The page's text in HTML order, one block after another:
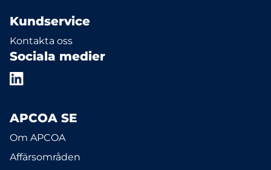
Kundservice
Kontakta oss
Sociala medier
APCOA SE
Om APCOA
Affärsområden